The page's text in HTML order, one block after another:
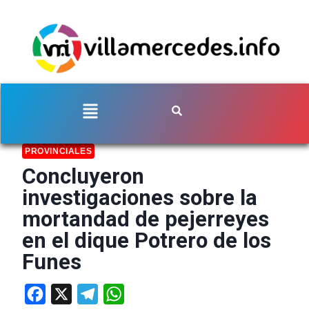
PROVINCIALES
Concluyeron
investigaciones sobre la
mortandad de pejerreyes
en el dique Potrero de los
Funes
Facebook Telegram